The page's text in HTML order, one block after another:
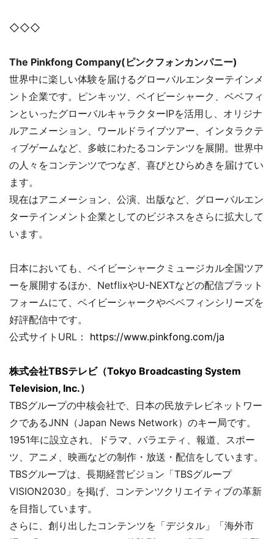
◇◇◇
The Pinkfong Company(ピンクフォンカンパニー)
世界中に楽しい体験を届けるグローバルエンターテインメ
ント企業です。ピンキッツ、ベイビーシャーク、ベベフィ
ンといったグローバルキャラクターIPを活用し、オリジナ
ルアニメーション、ワールドライブツアー、インタラクテ
ィブゲームなど、多岐にわたるコンテンツを展開。世界中
の人々をコンテンツでつなぎ、喜びとひらめきを届けてい
ます。
現在はアニメーション、公演、出版など、グローバルエン
ターテインメント企業としてのビジネスをさらに拡大して
います。
日本においても、ベイビーシャークミュージカル全国ツア
ーを展開するほか、NetflixやU-NEXTなどの配信プラット
フォームにて、ベイビーシャークやベベフィンシリーズを
好評配信中です。
公式サイトURL： https://www.pinkfong.com/ja
株式会社TBSテレビ（Tokyo Broadcasting System
Television, Inc.）
TBSグループの中核会社で、日本の民放テレビネットワー
クであるJNN（Japan News Network）のキー局です。
1951年に設立され、ドラマ、バラエティ、報道、スポー
ツ、アニメ、映画などの制作・放送・配信をしています。
TBSグループは、長期経営ビジョン「TBSグループ
VISION2030」を掲げ、コンテンツクリエイティブの革新
を目指しています。
さらに、創り出したコンテンツを「デジタル」「海外市